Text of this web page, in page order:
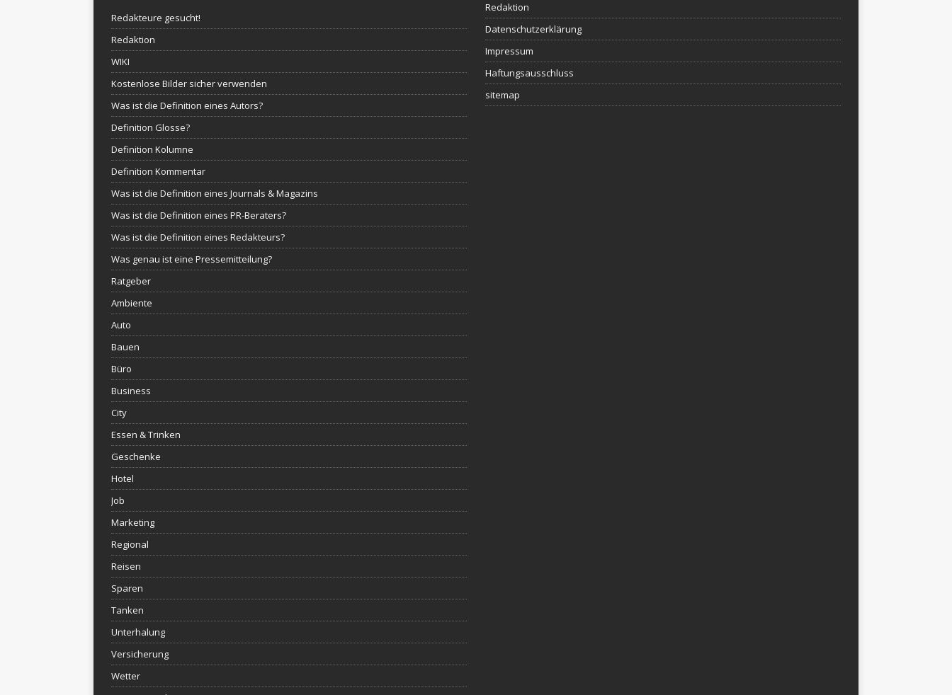
Redakteure gesucht!
Redaktion
WIKI
Kostenlose Bilder sicher verwenden
Was ist die Definition eines Autors?
Definition Glosse?
Definition Kolumne
Definition Kommentar
Was ist die Definition eines Journals & Magazins
Was ist die Definition eines PR-Beraters?
Was ist die Definition eines Redakteurs?
Was genau ist eine Pressemitteilung?
Ratgeber
Ambiente
Auto
Bauen
Büro
Business
City
Essen & Trinken
Geschenke
Hotel
Job
Marketing
Regional
Reisen
Sparen
Tanken
Unterhalung
Versicherung
Wetter
Redaktion
Datenschutzerklärung
Impressum
Haftungsausschluss
sitemap